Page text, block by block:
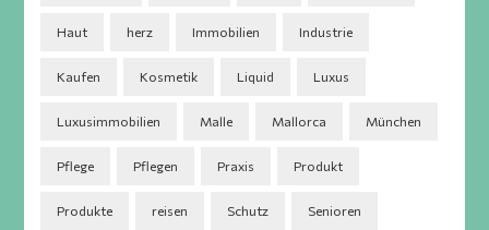
Haut herz Immobilien Industrie
Kaufen Kosmetik Liquid Luxus
Luxusimmobilien Malle Mallorca München
Pflege Pflegen Praxis Produkt
Produkte reisen Schutz Senioren